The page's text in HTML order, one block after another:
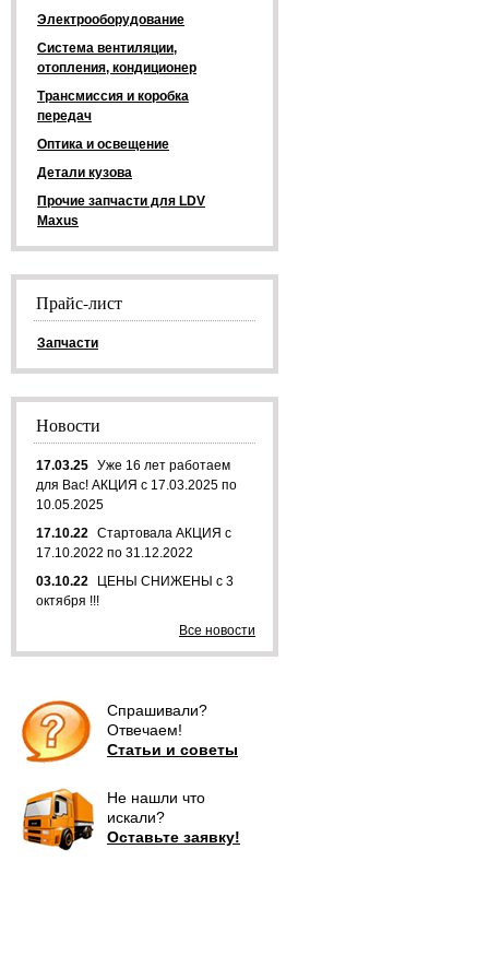
Электрооборудование
Система вентиляции,
отопления, кондиционер
Трансмиссия и коробка
передач
Оптика и освещение
Детали кузова
Прочие запчасти для LDV
Maxus
Прайс-лист
Запчасти
Новости
17.03.25 Уже 16 лет работаем
для Вас! АКЦИЯ с 17.03.2025 по
10.05.2025
17.10.22 Стартовала АКЦИЯ с
17.10.2022 по 31.12.2022
03.10.22
ЦЕНЫ СНИЖЕНЫ с 3
октября !!!
Все новости
Спрашивали?
Отвечаем!
Статьи и советы
Не нашли что
искали?
Оставьте заявку!